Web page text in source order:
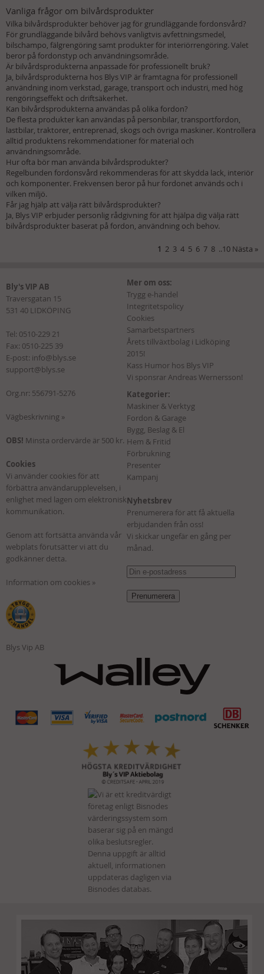
Vanliga frågor om bilvårdsprodukter
Vilka bilvårdsprodukter behöver jag för grundläggande fordonsvård?
För grundläggande bilvård behövs vanligtvis avfettningsmedel,
bilschampo, fälgrengöring samt produkter för interiörrengöring. Valet
beror på fordonstyp och användningsområde.
Är bilvårdsprodukterna anpassade för professionellt bruk?
Ja, bilvårdsprodukterna hos Blys VIP är framtagna för professionell
användning inom verkstad, garage, transport och industri, med hög
rengöringseffekt och driftsäkerhet.
Kan bilvårdsprodukterna användas på olika fordon?
De flesta produkter kan användas på personbilar, transportfordon,
lastbilar, traktorer, entreprenad, skogs och övriga maskiner. Kontrollera
alltid produktens rekommendationer för material och
användningsområde.
Hur ofta bör man använda bilvårdsprodukter?
Regelbunden fordonsvård rekommenderas för att skydda lack, interiör
och komponenter. Frekvensen beror på hur fordonet används och i
vilken miljö.
Får jag hjälp att välja rätt bilvårdsprodukter?
Ja, Blys VIP erbjuder personlig rådgivning för att hjälpa dig välja rätt
bilvårdsprodukter baserat på fordon, användning och behov.
1 2 3 4 5 6 7 8 ..10 Nästa »
Bly's VIP AB
Traversgatan 15
531 40 LIDKÖPING
Tel: 0510-229 21
Fax: 0510-225 39
E-post: info@blys.se
support@blys.se
Org.nr: 556791-5276
Vägbeskrivning »
OBS! Minsta ordervärde är 500 kr.
Cookies
Vi använder cookies för att
förbättra användarupplevelsen, i
enlighet med lagen om elektronisk
kommunikation.
Genom att fortsätta använda vår
webplats förutsätter vi att du
godkänner detta.
Information om cookies »
Mer om oss:
Trygg e-handel
Integritetspolicy
Cookies
Samarbetspartners
Årets tillväxtbolag i Lidköping
2015!
Kass Humor hos Blys VIP
Vi sponsrar Andreas Wernersson!
Kategorier:
Maskiner & Verktyg
Fordon & Garage
Bygg, Beslag & El
Hem & Fritid
Förbrukning
Presenter
Kampanj
Nyhetsbrev
Prenumerera för att få aktuella
erbjudanden från oss!
Vi skickar ungefär en gång per
månad.
Blys Vip AB